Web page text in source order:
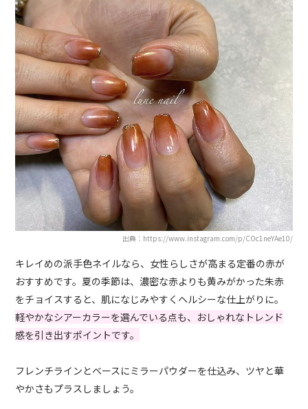
出典：https://www.instagram.com/p/COc1neYAe10/
キレイめの派手色ネイルなら、女性らしさが高まる定番の赤が
おすすめです。夏の季節は、濃密な赤よりも黄みがかった朱赤
をチョイスすると、肌になじみやすくヘルシーな仕上がりに。
軽やかなシアーカラーを選んでいる点も、おしゃれなトレンド
感を引き出すポイントです。
フレンチラインとベースにミラーパウダーを仕込み、ツヤと華
やかさもプラスしましょう。